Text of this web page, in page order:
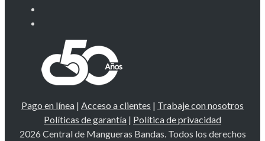
Pago en línea | Acceso a clientes | Trabaje con nosotros
Políticas de garantía | Política de privacidad
2026 Central de Mangueras Bandas. Todos los derechos